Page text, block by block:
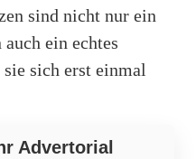
sind nicht nur ein
ein echtes
sich erst einmal
Advertorial